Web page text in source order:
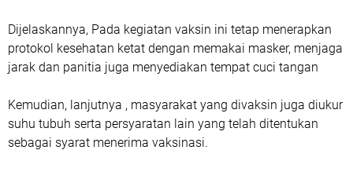
Dijelaskannya, Pada kegiatan vaksin ini tetap menerapkan
protokol kesehatan ketat dengan memakai masker, menjaga
jarak dan panitia juga menyediakan tempat cuci tangan
Kemudian, lanjutnya , masyarakat yang divaksin juga diukur
suhu tubuh serta persyaratan lain yang telah ditentukan
sebagai syarat menerima vaksinasi.